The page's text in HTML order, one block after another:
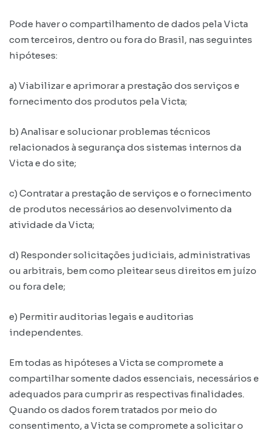
Pode haver o compartilhamento de dados pela Victa
com terceiros, dentro ou fora do Brasil, nas seguintes
hipóteses:
a) Viabilizar e aprimorar a prestação dos serviços e
fornecimento dos produtos pela Victa;
b) Analisar e solucionar problemas técnicos
relacionados à segurança dos sistemas internos da
Victa e do site;
c) Contratar a prestação de serviços e o fornecimento
de produtos necessários ao desenvolvimento da
atividade da Victa;
d) Responder solicitações judiciais, administrativas
ou arbitrais, bem como pleitear seus direitos em juízo
ou fora dele;
e) Permitir auditorias legais e auditorias
independentes.
Em todas as hipóteses a Victa se compromete a
compartilhar somente dados essenciais, necessários e
adequados para cumprir as respectivas finalidades.
Quando os dados forem tratados por meio do
consentimento, a Victa se compromete a solicitar o